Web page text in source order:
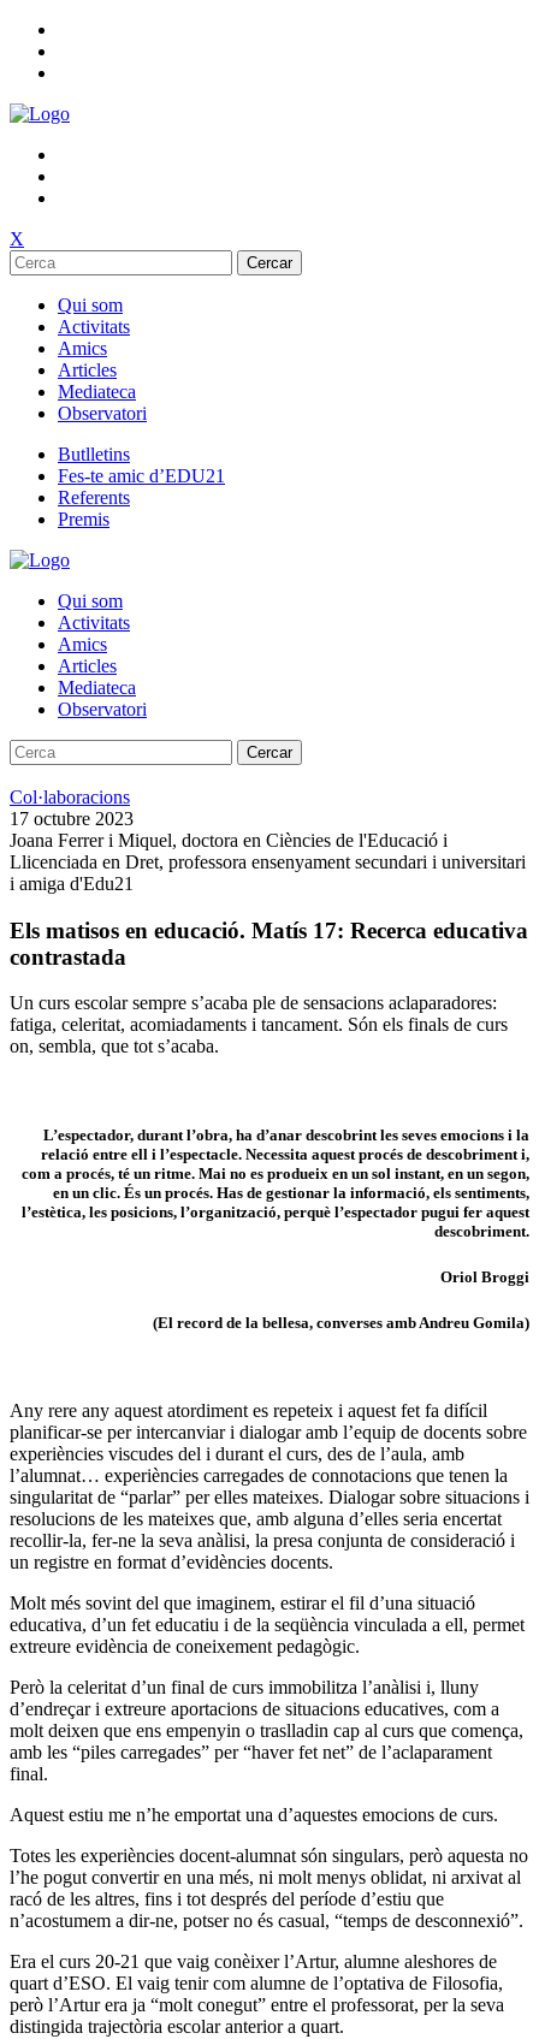
X
Cercar
Qui som
Activitats
Amics
Articles
Mediateca
Observatori
Butlletins
Fes-te amic d’EDU21
Referents
Premis
Qui som
Activitats
Amics
Articles
Mediateca
Observatori
Cercar
Col·laboracions
17 octubre 2023
Joana Ferrer i Miquel, doctora en Ciències de l'Educació i
Llicenciada en Dret, professora ensenyament secundari i universitari
i amiga d'Edu21
Els matisos en educació. Matís 17: Recerca educativa
contrastada
Un curs escolar sempre s’acaba ple de sensacions aclaparadores:
fatiga, celeritat, acomiadaments i tancament. Són els finals de curs
on, sembla, que tot s’acaba.
L’espectador, durant l’obra, ha d’anar descobrint les seves emocions i la
relació entre ell i l’espectacle. Necessita aquest procés de descobriment i,
com a procés, té un ritme. Mai no es produeix en un sol instant, en un segon,
en un clic. És un procés. Has de gestionar la informació, els sentiments,
l’estètica, les posicions, l’organització, perquè l’espectador pugui fer aquest
descobriment.
Oriol Broggi
(El record de la bellesa, converses amb Andreu Gomila)
Any rere any aquest atordiment es repeteix i aquest fet fa difícil
planificar-se per intercanviar i dialogar amb l’equip de docents sobre
experiències viscudes del i durant el curs, des de l’aula, amb
l’alumnat… experiències carregades de connotacions que tenen la
singularitat de “parlar” per elles mateixes. Dialogar sobre situacions i
resolucions de les mateixes que, amb alguna d’elles seria encertat
recollir-la, fer-ne la seva anàlisi, la presa conjunta de consideració i
un registre en format d’evidències docents.
Molt més sovint del que imaginem, estirar el fil d’una situació
educativa, d’un fet educatiu i de la seqüència vinculada a ell, permet
extreure evidència de coneixement pedagògic.
Però la celeritat d’un final de curs immobilitza l’anàlisi i, lluny
d’endreçar i extreure aportacions de situacions educatives, com a
molt deixen que ens empenyin o traslladin cap al curs que comença,
amb les “piles carregades” per “haver fet net” de l’aclaparament
final.
Aquest estiu me n’he emportat una d’aquestes emocions de curs.
Totes les experiències docent-alumnat són singulars, però aquesta no
l’he pogut convertir en una més, ni molt menys oblidat, ni arxivat al
racó de les altres, fins i tot després del període d’estiu que
n’acostumem a dir-ne, potser no és casual, “temps de desconnexió”.
Era el curs 20-21 que vaig conèixer l’Artur, alumne aleshores de
quart d’ESO. El vaig tenir com alumne de l’optativa de Filosofia,
però l’Artur era ja “molt conegut” entre el professorat, per la seva
distingida trajectòria escolar anterior a quart.